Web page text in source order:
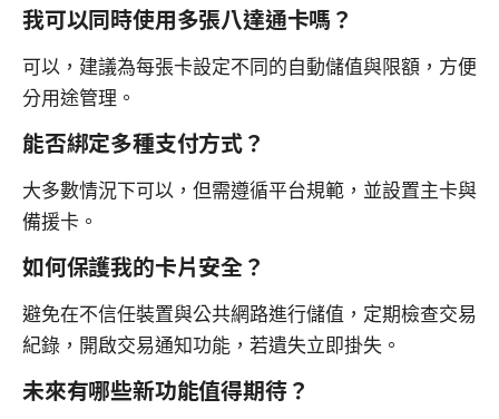
我可以同時使用多張八達通卡嗎？
可以，建議為每張卡設定不同的自動儲值與限額，方便
分用途管理。
能否綁定多種支付方式？
大多數情況下可以，但需遵循平台規範，並設置主卡與
備援卡。
如何保護我的卡片安全？
避免在不信任裝置與公共網路進行儲值，定期檢查交易
紀錄，開啟交易通知功能，若遺失立即掛失。
未來有哪些新功能值得期待？